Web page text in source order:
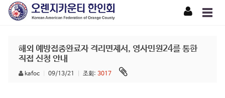
해외 예방접종완료자 격리면제서, 영사민원24를 통한
직접 신청 안내
kafoc 09/13/21 조회: 3017